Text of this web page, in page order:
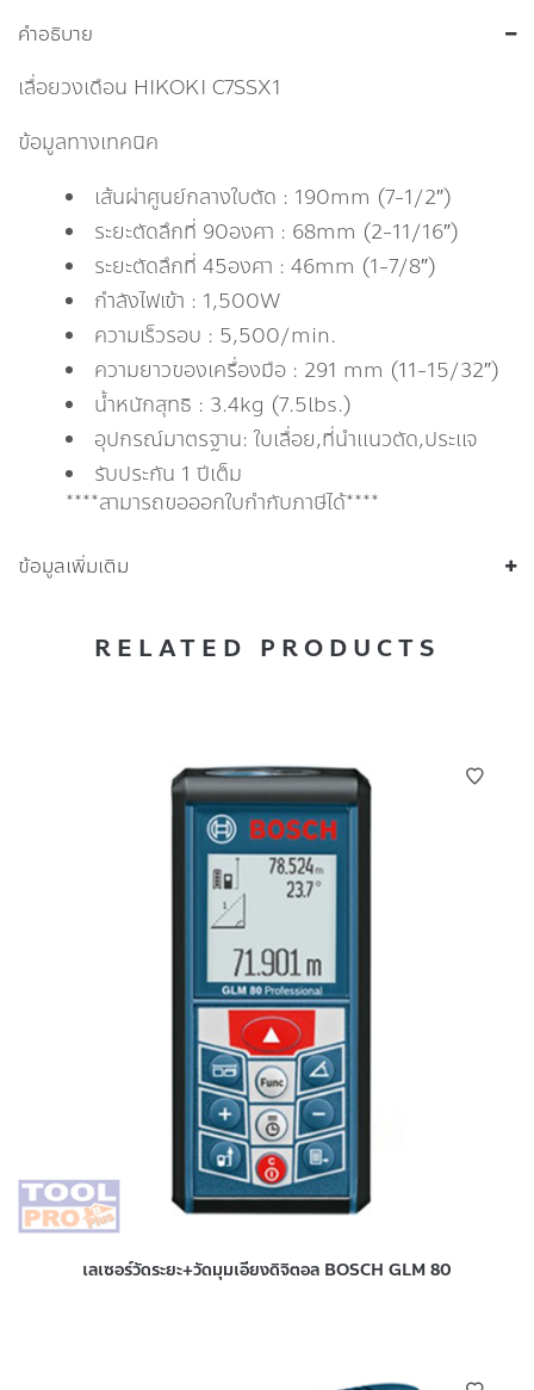
คำอธิบาย
เลื่อยวงเดือน HIKOKI C7SSX1
ข้อมูลทางเทคนิค
เส้นผ่าศูนย์กลางใบตัด : 190mm (7-1/2″)
ระยะตัดลึกที่ 90องศา : 68mm (2-11/16″)
ระยะตัดลึกที่ 45องศา : 46mm (1-7/8″)
กำลังไฟเข้า : 1,500W
ความเร็วรอบ : 5,500/min.
ความยาวของเครื่องมือ : 291 mm (11-15/32″)
น้ำหนักสุทธิ : 3.4kg (7.5lbs.)
อุปกรณ์มาตรฐาน: ใบเลื่อย,ที่นำแนวตัด,ประแจ
รับประกัน 1 ปีเต็ม
****สามารถขอออกใบกำกับภาษีได้****
ข้อมูลเพิ่มเติม
RELATED PRODUCTS
เลเซอร์วัดระยะ+วัดมุมเอียงดิจิตอล BOSCH GLM 80